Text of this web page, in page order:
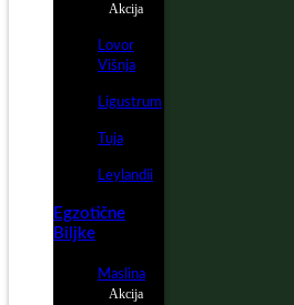
Akcija
Lovor
Višnja
Ligustrum
Tuja
Leylandii
Egzotične
Biljke
Maslina
Akcija